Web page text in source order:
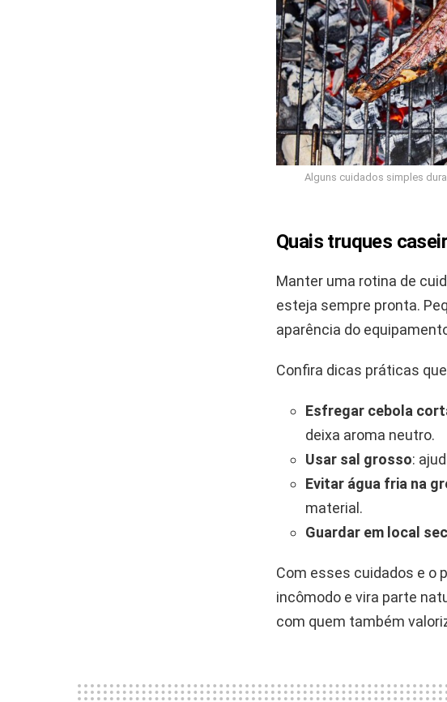
Alguns cuidados simples
Quais truques
Manter uma rotina de
esteja sempre pronta.
aparência do
Confira dicas práticas
Esfregar cebola
deixa aroma neutro.
Usar sal grosso:
Evitar água fria na
material.
Guardar em local
Com esses cuidados e o
incômodo e vira parte
com quem também